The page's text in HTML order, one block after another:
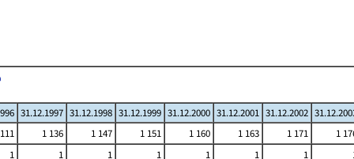
31.12.1997 31.12.1998 31.12.1999 31.12.2000 31.12.2001 31.12.2002
1 136 1 147 1 151 1 160 1 163 1 171
1
1 1 1 1 1 1 1